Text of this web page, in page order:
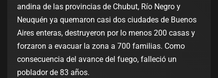
andina de las provincias de Chubut, Río Negro y
Neuquén ya quemaron casi dos ciudades de Buenos
Aires enteras, destruyeron por lo menos 200 casas y
forzaron a evacuar la zona a 700 familias. Como
consecuencia del avance del fuego, falleció un
poblador de 83 años.